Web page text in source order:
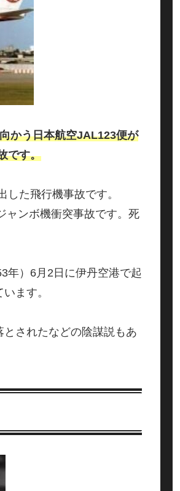
かう日本航空JAL123便が
です。
た飛行機事故です。
ャンボ機衝突事故です。死
年）6月2日に伊丹空港で起
ます。
されたなどの陰謀説もあ